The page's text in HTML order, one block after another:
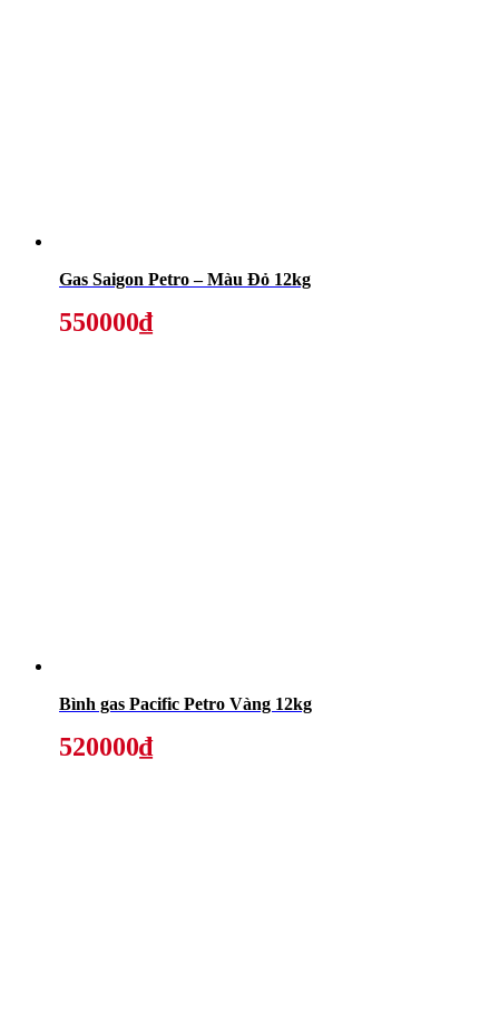
Gas Saigon Petro – Màu Đỏ 12kg
550000₫
Bình gas Pacific Petro Vàng 12kg
520000₫